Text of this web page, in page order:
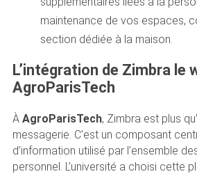
maintenance de vos espaces,
section dédiée à la maison.
L’intégration de Zimbra le
AgroParisTech
À AgroParisTech, Zimbra est plus
messagerie. C’est un composant
d’information utilisé par l’ensemble
personnel. L’université a choisi cette